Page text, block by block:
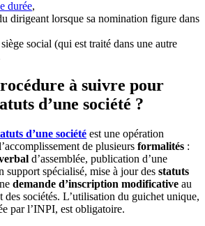
durée,
dirigeant lorsque sa nomination figure dans
social (qui est traité dans une autre
à suivre pour
d’une société ?
d’une société est une opération
de plusieurs formalités :
d’assemblée, publication d’une
support spécialisé, mise à jour des statuts
demande d’inscription modificative au
des sociétés. L’utilisation du guichet unique,
par l’INPI, est obligatoire.